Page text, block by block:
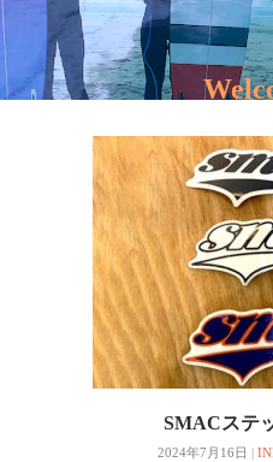
SMACステ
2024年7月16日 |